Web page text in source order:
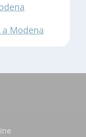
Modena